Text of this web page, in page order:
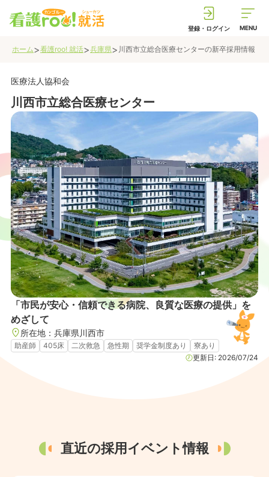
登録・ログイン MENU
ホーム>看護roo! 就活>兵庫県> 川西市立総合医療センターの新卒採用情報
医療法人協和会
川西市立総合医療センター
「市民が安心・信頼できる病院、良質な医療の提供」を
めざして
所在地：兵庫県 川西市
助産師 405床 二次救急 急性期 奨学金制度あり
寮あり
更新日: 2026/07/24
直近の採用イベント情報